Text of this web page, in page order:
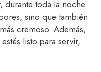
durante toda la noche.
sino que también
cremoso. Además,
listo para servir,